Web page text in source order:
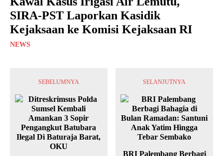
SIRA-PST Laporkan Kasidik
Kejaksaan ke Komisi Kejaksaan RI
NEWS
SEBELUMNYA SELANJUTNYA
BRI Palembang Berbagi